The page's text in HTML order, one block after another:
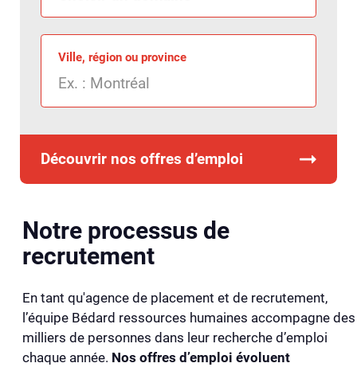
Ville, région ou province
Découvrir nos offres d’emploi
Notre processus de
recrutement
En tant qu'agence de placement et de recrutement,
l’équipe Bédard ressources humaines accompagne des
milliers de personnes dans leur recherche d’emploi
chaque année. Nos offres d’emploi évoluent